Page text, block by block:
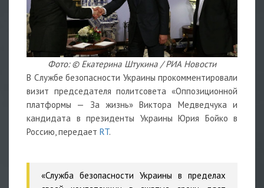
Фото: © Екатерина Штукина / РИА Новости
В Службе безопасности Украины прокомментировали
визит председателя политсовета «Оппозиционной
платформы — За жизнь» Виктора Медведчука и
кандидата в президенты Украины Юрия Бойко в
Россию, передает RT.
«Служба безопасности Украины в пределах